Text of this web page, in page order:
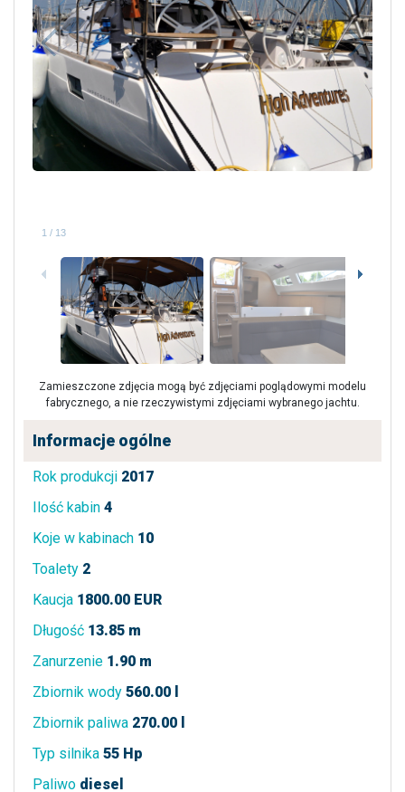
1 / 13
Zamieszczone zdjęcia mogą być zdjęciami poglądowymi modelu
fabrycznego, a nie rzeczywistymi zdjęciami wybranego jachtu.
Informacje ogólne
Rok produkcji 2017
Ilość kabin 4
Koje w kabinach 10
Toalety 2
Kaucja 1800.00 EUR
Długość 13.85 m
Zanurzenie 1.90 m
Zbiornik wody 560.00 l
Zbiornik paliwa 270.00 l
Typ silnika 55 Hp
Paliwo diesel